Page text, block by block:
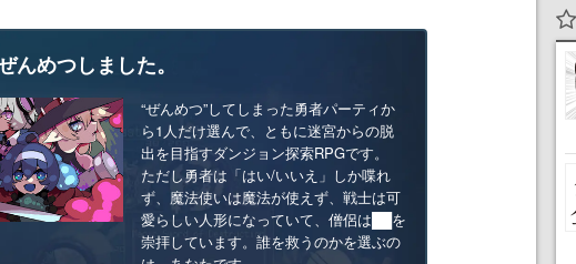
んめつしました。
“ぜんめつ”してしまった勇者パーティか
ら1人だけ選んで、ともに迷宮からの脱
出を目指すダンジョン探索RPGです。
ただし勇者は「はい/いいえ」しか喋れ
ず、魔法使いは魔法が使えず、戦士は可
愛らしい人形になっていて、僧侶は██を
崇拝しています。誰を救うのかを選ぶの